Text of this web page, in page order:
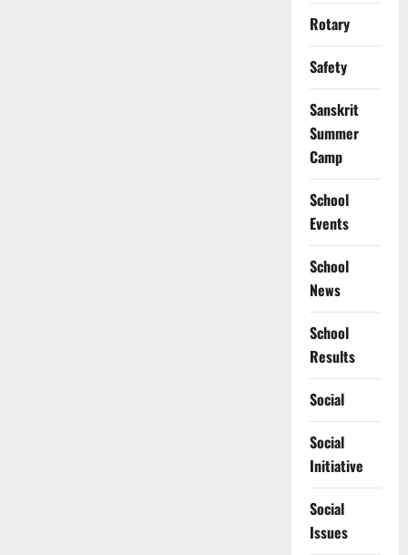
Rotary
Safety
Sanskrit
Summer
Camp
School
Events
School
News
School
Results
Social
Social
Initiative
Social
Issues